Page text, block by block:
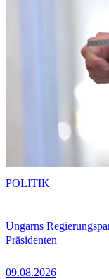
Ungarns
Präsidenten
09.08.2026
POLITIK